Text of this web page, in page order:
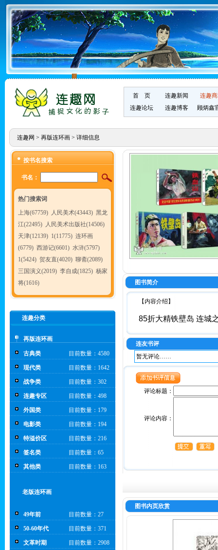
首 页 连趣新闻
连趣
连趣论坛
连趣博客 顾炳鑫
连趣网 > 再版连环画> 详细信息
按书名搜索
书名：
热门搜索词
上海(67759) 人民美术(43443) 黑龙
江(22495) 人民美术出版社(14506)
天津(12139) 1(11775) 连环画
(6779) 西游记(6601) 水浒(5797)
1(5424) 贺友直(4020) 聊斋(2089)
三国演义(2019) 李自成(1825) 杨家
将(1616)
连趣分类
再版连环画
古典类 目前数量：4580
现代类 目前数量：1642
战争类 目前数量：302
连趣专区 目前数量：498
外国类 目前数量：179
电影类 目前数量：194
特溢价区 目前数量：216
签名类 目前数量：65
其他类 目前数量：163
老版连环画
49年前 目前数量：27
50-60年代 目前数量：371
文革时期 目前数量：2908
图书简介
【内容介绍】
85折大精铁壁岛 连城
连友书评
暂无评论……
评论标题：
评论内容：
图书内页欣赏